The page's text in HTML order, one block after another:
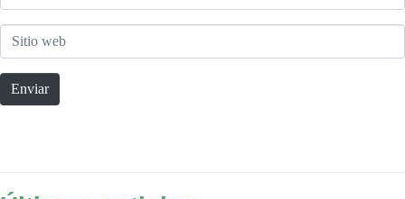
electrónico
Sitio
web
Enviar